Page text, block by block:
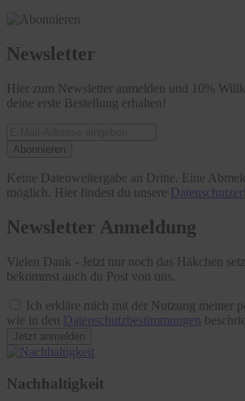
Newsletter
Hier zum Newsletter anmelden und 10%
deine erste Bestellung erhalten!
Abonnieren
Keine Datenweitergabe an Dritte. Eine
möglich. Hier findest du unsere
Newsletter Anmeldung
Vielen Dank - Jetzt nur noch das Häkchen
bekommst auch du Post von uns.
Ich erkläre mich mit der Nutzung meiner
wie in den Datenschutzbestimmungen
Jetzt anmelden
Nachhaltigkeit